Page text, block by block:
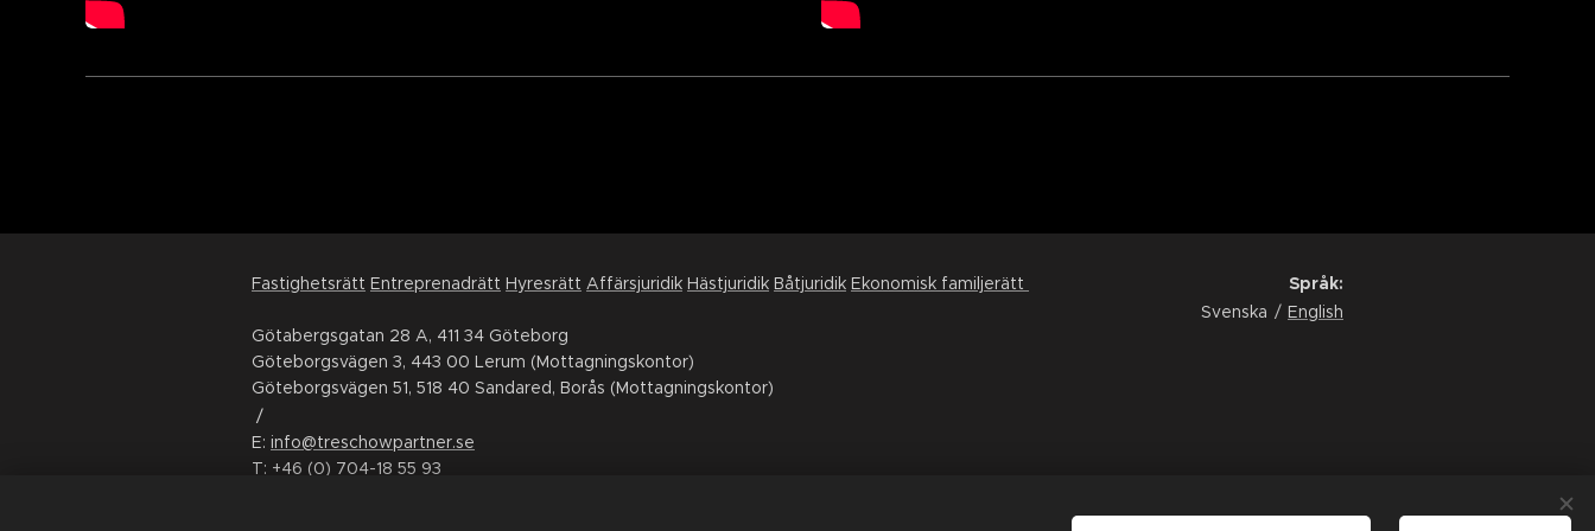
Fastighetsrätt Entreprenadrätt Hyresrätt Affärsjuridik Hästjuridik Båtjuridik Ekonomisk familjerätt
Götabergsgatan 28 A, 411 34 Göteborg
Göteborgsvägen 3, 443 00 Lerum (Mottagningskontor)
Göteborgsvägen 51, 518 40 Sandared, Borås (Mottagningskontor)
/
E: info@treschowpartner.se
T: +46 (0) 704-18 55 93
Språk
Svenska
English